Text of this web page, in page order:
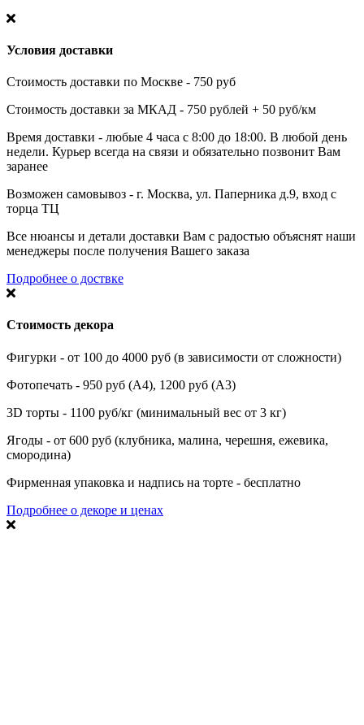
Условия доставки
Стоимость доставки по Москве - 750 руб
Стоимость доставки за МКАД - 750 рублей + 50 руб/км
Время доставки - любые 4 часа с 8:00 до 18:00. В любой день
недели. Курьер всегда на связи и обязательно позвонит Вам
заранее
Возможен самовывоз - г. Москва, ул. Паперника д.9, вход с
торца ТЦ
Все нюансы и детали доставки Вам с радостью объяснят наши
менеджеры после получения Вашего заказа
Подробнее о доствке
Стоимость декора
Фигурки - от 100 до 4000 руб (в зависимости от сложности)
Фотопечать - 950 руб (А4), 1200 руб (А3)
3D торты - 1100 руб/кг (минимальный вес от 3 кг)
Ягоды - от 600 руб (клубника, малина, черешня, ежевика,
смородина)
Фирменная упаковка и надпись на торте - бесплатно
Подробнее о декоре и ценах